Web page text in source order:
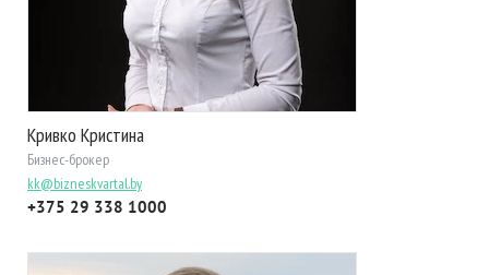
Кривко Кристина
Бизнес-брокер
kk@bizneskvartal.by
+375 29 338 1000